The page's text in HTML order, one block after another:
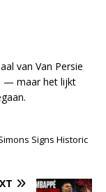
van Van Persie
— maar het lijkt
Signs Historic